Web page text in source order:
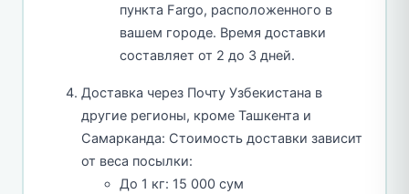
пункта Fargo, расположенного в
вашем городе. Время доставки
составляет от 2 до 3 дней.
Доставка через Почту Узбекистана в
другие регионы, кроме Ташкента и
Самарканда: Стоимость доставки зависит
от веса посылки:
До 1 кг: 15 000 сум